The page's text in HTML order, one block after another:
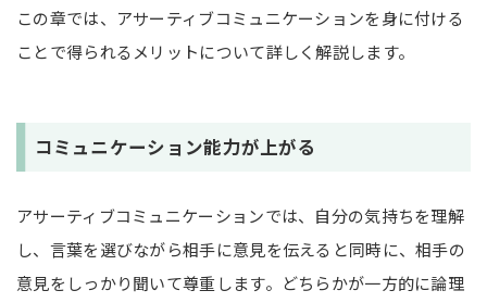
この章では、アサーティブコミュニケーションを身に付ける
ことで得られるメリットについて詳しく解説します。
コミュニケーション能力が上がる
アサーティブコミュニケーションでは、自分の気持ちを理解
し、言葉を選びながら相手に意見を伝えると同時に、相手の
意見をしっかり聞いて尊重します。どちらかが一方的に論理